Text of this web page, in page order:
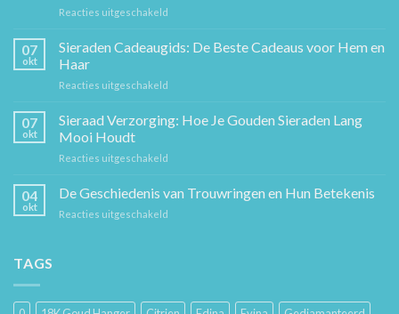
Reacties uitgeschakeld
Gouden
Ketting:
Sierkunst
en
07
okt
Sieraden Cadeaugids: De Beste Cadeaus voor Hem en
Haar
Reacties uitgeschakeld
Cadeaugids:
De
Hem
07
okt
Sieraad Verzorging: Hoe Je Gouden Sieraden Lang
Mooi Houdt
Reacties uitgeschakeld
Verzorging:
Hoe
04
okt
De Geschiedenis van Trouwringen en Hun Betekenis
Reacties uitgeschakeld
Hun
TAGS